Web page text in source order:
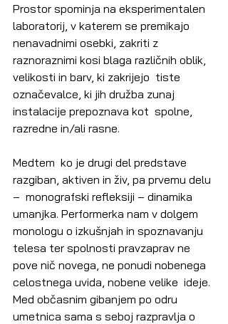
Prostor spominja na eksperimentalen
laboratorij, v katerem se premikajo
nenavadnimi osebki, zakriti z
raznoraznimi kosi blaga različnih oblik,
velikosti in barv, ki zakrijejo  tiste
označevalce, ki jih družba zunaj
instalacije prepoznava kot  spolne,
razredne in/ali rasne.
Medtem  ko je drugi del predstave
razgiban, aktiven in živ, pa prvemu delu
–  monografski refleksiji – dinamika
umanjka. Performerka nam v dolgem
monologu o izkušnjah in spoznavanju
telesa ter spolnosti pravzaprav ne
pove nič novega, ne ponudi nobenega
celostnega uvida, nobene velike  ideje.
Med občasnim gibanjem po odru
umetnica sama s seboj razpravlja o